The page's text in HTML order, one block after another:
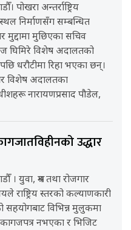
पोखरा अन्तर्राष्ट्रिय
निर्माणसँग सम्बन्धित
मुद्दामा मुछिएका सचिव
घिमिरे विशेष अदालतको
धरौटीमा रिहा भएका छन्।
विशेष अदालतका
नारायणप्रसाद पौडेल,
उद्धार
। युवा, श्रम तथा रोजगार
राष्ट्रिय स्तरको कल्याणकारी
सहयोगबाट विभिन्न मुलुकमा
नभएका र भिजिट